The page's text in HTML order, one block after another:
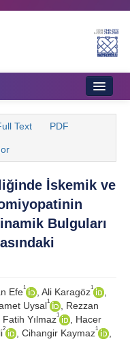
Text PDF
İskemik ve
Bulguları
Efe1 , Ali Karagöz1
Uysal1
, Rezzan
, Fatih Yılmaz1
, Hacer
2 , Cihangir Kaymaz1